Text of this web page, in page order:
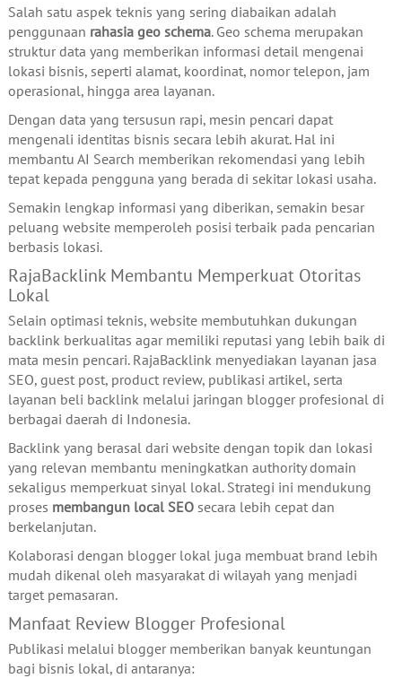
Salah satu aspek teknis yang sering diabaikan adalah
penggunaan rahasia geo schema. Geo schema merupakan
struktur data yang memberikan informasi detail mengenai
lokasi bisnis, seperti alamat, koordinat, nomor telepon, jam
operasional, hingga area layanan.
Dengan data yang tersusun rapi, mesin pencari dapat
mengenali identitas bisnis secara lebih akurat. Hal ini
membantu AI Search memberikan rekomendasi yang lebih
tepat kepada pengguna yang berada di sekitar lokasi usaha.
Semakin lengkap informasi yang diberikan, semakin besar
peluang website memperoleh posisi terbaik pada pencarian
berbasis lokasi.
RajaBacklink Membantu Memperkuat Otoritas
Lokal
Selain optimasi teknis, website membutuhkan dukungan
backlink berkualitas agar memiliki reputasi yang lebih baik di
mata mesin pencari. RajaBacklink menyediakan layanan jasa
SEO, guest post, product review, publikasi artikel, serta
layanan beli backlink melalui jaringan blogger profesional di
berbagai daerah di Indonesia.
Backlink yang berasal dari website dengan topik dan lokasi
yang relevan membantu meningkatkan authority domain
sekaligus memperkuat sinyal lokal. Strategi ini mendukung
proses membangun local SEOsecara lebih cepat dan
berkelanjutan.
Kolaborasi dengan blogger lokal juga membuat brand lebih
mudah dikenal oleh masyarakat di wilayah yang menjadi
target pemasaran.
Manfaat Review Blogger Profesional
Publikasi melalui blogger memberikan banyak keuntungan
bagi bisnis lokal, di antaranya: